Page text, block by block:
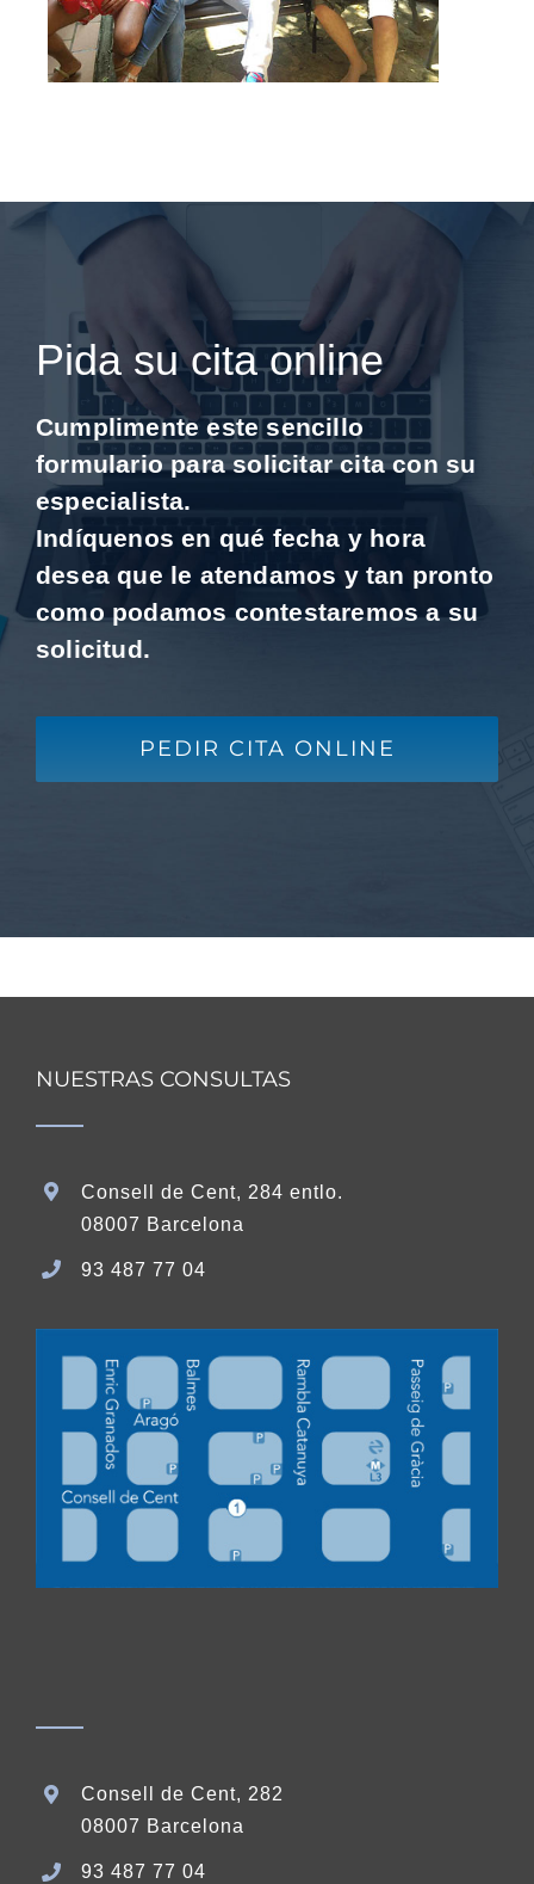
Pida su cita online
Cumplimente este sencillo
formulario para solicitar cita con su
especialista.
Indíquenos en qué fecha y hora
desea que le atendamos y tan pronto
como podamos contestaremos a su
solicitud.
PEDIR CITA ONLINE
NUESTRAS CONSULTAS
Consell de Cent, 284 entlo.
08007 Barcelona
93 487 77 04
Consell de Cent, 282
08007 Barcelona
93 487 77 04